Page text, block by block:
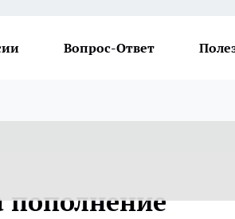
Вопрос-Ответ
пополнение